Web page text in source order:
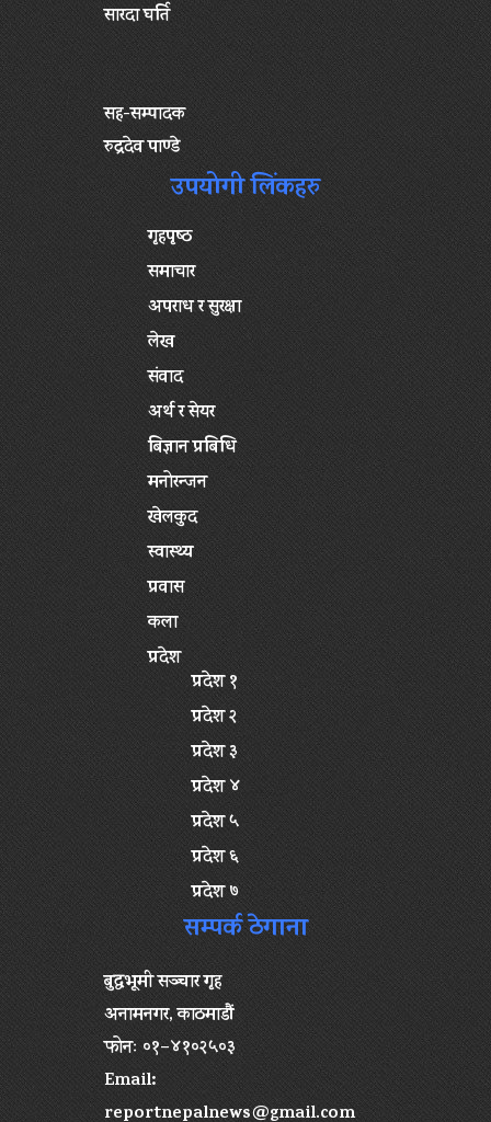
सारदा घर्ति
सह-सम्पादक
रुद्रदेव पाण्डे
उपयोगी लिंकहरु
गृहपृष्‍ठ
समाचार
अपराध र सुरक्षा
लेख
संवाद
अर्थ र सेयर
बिज्ञान प्रबिधि
मनोरन्जन
खेलकुद
स्वास्थ्य
प्रवास
कला
प्रदेश
प्रदेश १
प्रदेश २
प्रदेश ३
प्रदेश ४
प्रदेश ५
प्रदेश ६
प्रदेश ७
सम्पर्क ठेगाना
बुद्धभूमी सञ्चार गृह
अनामनगर, काठमाडौं
फोनः ०१–४१०२५०३
Email:
reportnepalnews@gmail.com